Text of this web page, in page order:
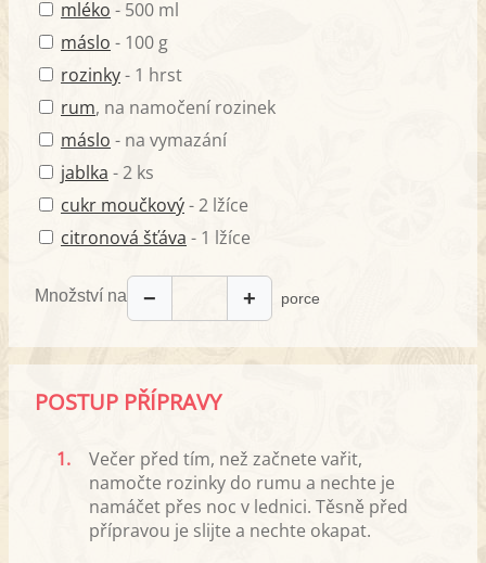
mléko - 500 ml
máslo - 100 g
rozinky- 1 hrst
rum, na namočení rozinek
máslo - na vymazání
jablka - 2 ks
cukr moučkový- 2 lžíce
citronová šťáva - 1 lžíce
Množství na − + porce
POSTUP PŘÍPRAVY
1.
Večer před tím, než začnete vařit,
namočte rozinky do rumu a nechte je
namáčet přes noc v lednici. Těsně před
přípravou je slijte a nechte okapat.